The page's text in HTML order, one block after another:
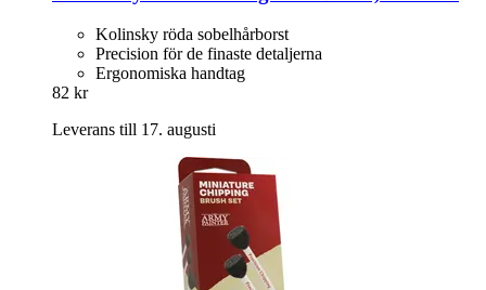
Kolinsky röda sobelhårborst
Precision för de finaste detaljerna
Ergonomiska handtag
82 kr
Leverans till 17. augusti